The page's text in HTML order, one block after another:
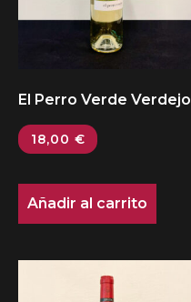
El Perro Verde Verdejo
18,00 €
Añadir al carrito